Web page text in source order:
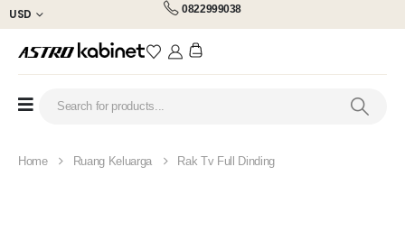
USD 0822999038
Home Ruang Keluarga Rak Tv Full Dinding